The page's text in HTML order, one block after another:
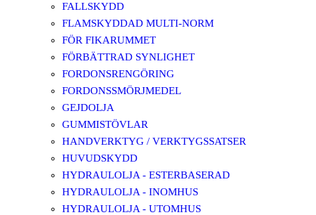
FALLSKYDD
FLAMSKYDDAD MULTI-NORM
FÖR FIKARUMMET
FÖRBÄTTRAD SYNLIGHET
FORDONSRENGÖRING
FORDONSSMÖRJMEDEL
GEJDOLJA
GUMMISTÖVLAR
HANDVERKTYG / VERKTYGSSATSER
HUVUDSKYDD
HYDRAULOLJA - ESTERBASERAD
HYDRAULOLJA - INOMHUS
HYDRAULOLJA - UTOMHUS